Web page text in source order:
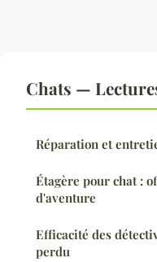
Chats —
Réparation et
Étagère pour chat :
d'aventure
Efficacité des
perdu